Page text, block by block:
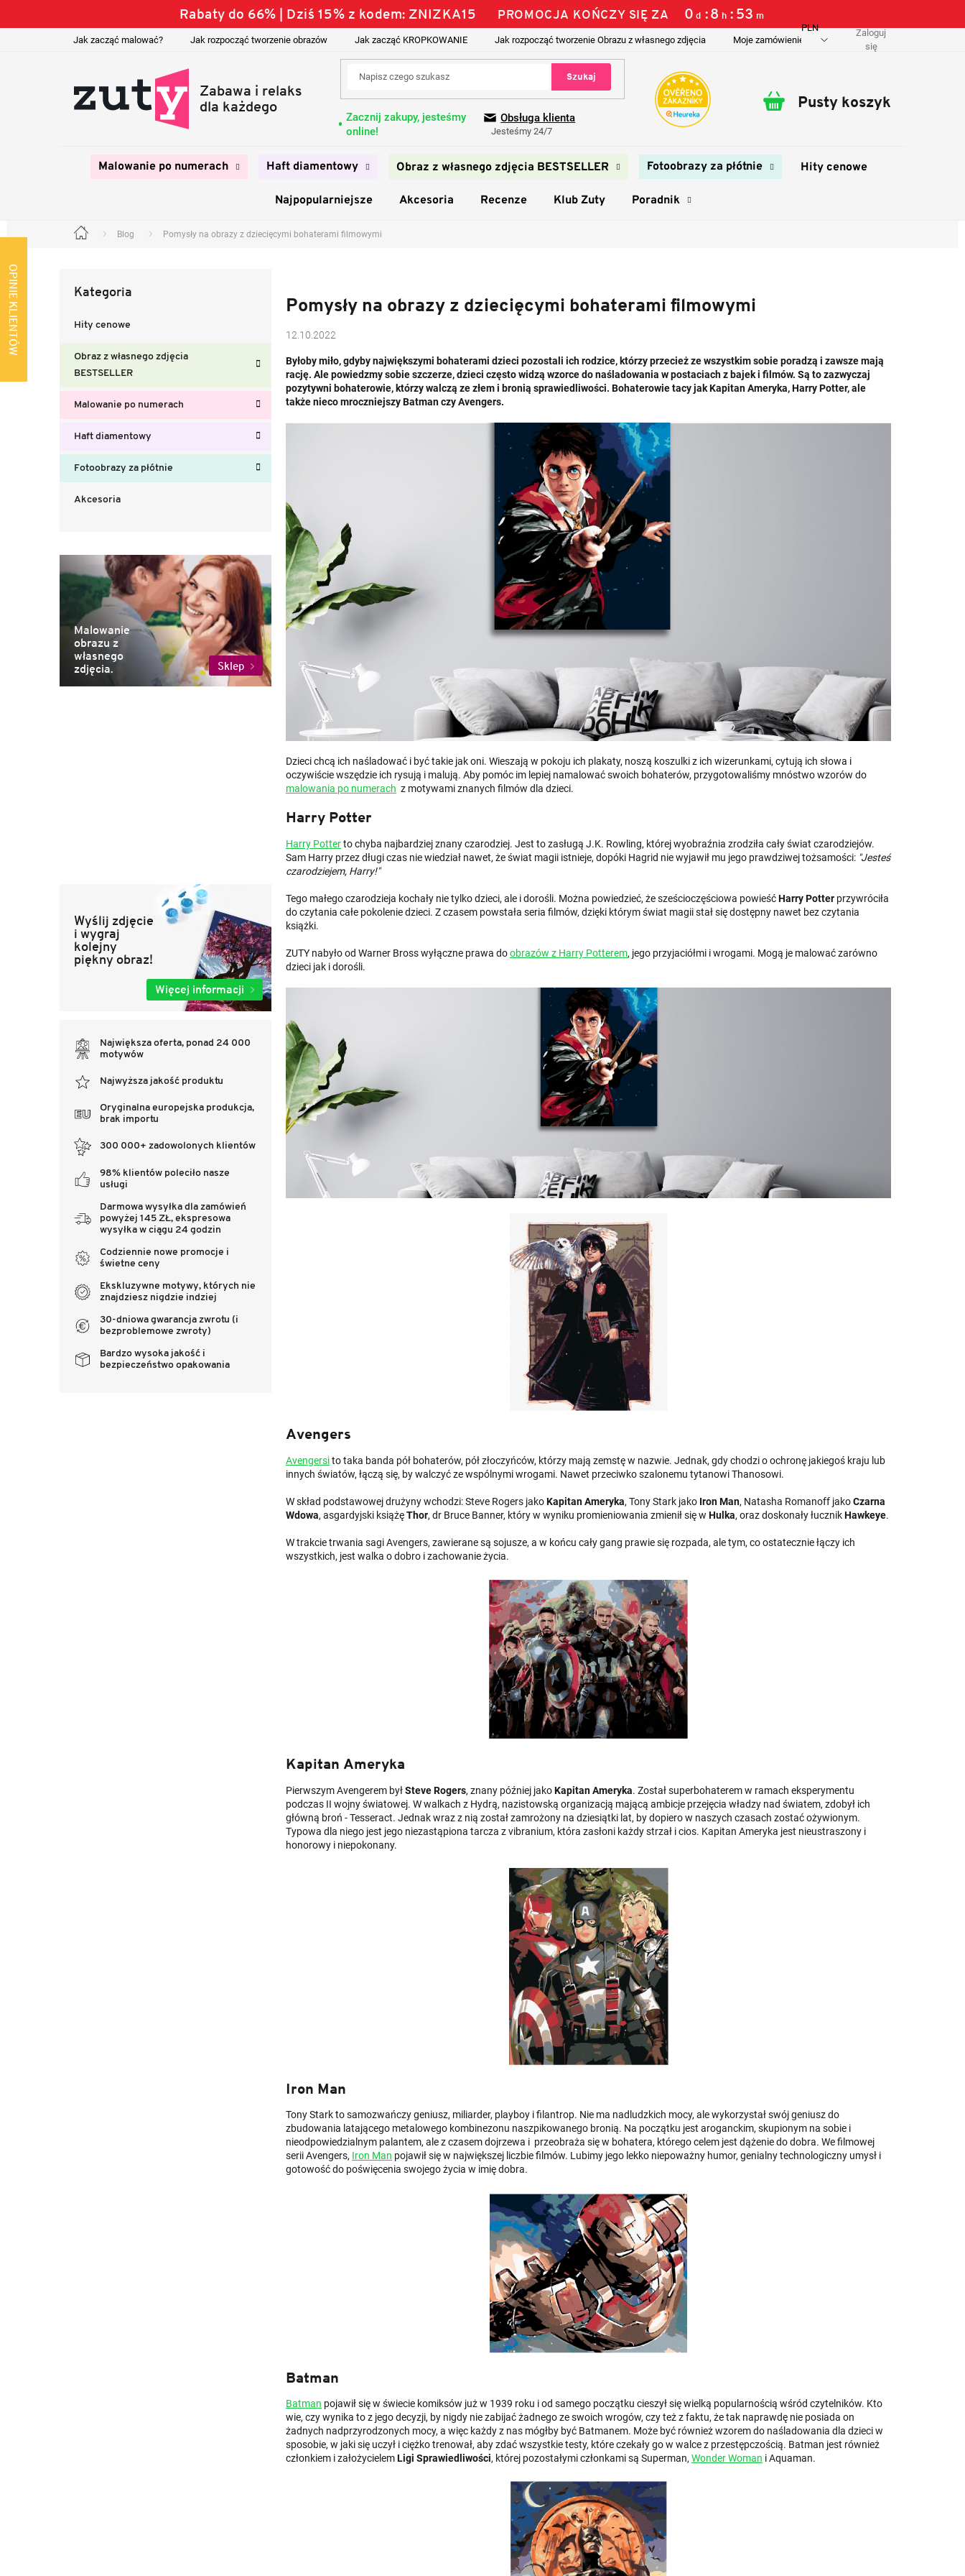
OPINIE KLIENTÓW
Rabaty do 66% | Dziś 15% z kodem: ZNIZKA15 PROMOCJA KOŃCZY SIĘ ZA 0 d 8 h 53 m
Jak zacząć malować? Jak rozpocząć tworzenie obrazów Jak zacząć KROPKOWANIE Jak rozpocząć tworzenie Obrazu z własnego zdjęcia Moje zamówienie Dostawa i płatność
PLN
Zaloguj
się
Szukaj
Zacznij zakupy, jesteśmy
online!
Obsługa klienta
Jesteśmy 24/7
Koszyk
Pusty koszyk
Malowanie po numerach Haft diamentowy Obraz z własnego zdjęcia BESTSELLER Fotoobrazy za płótnie Hity cenowe
Najpopularniejsze Akcesoria Recenze Klub Zuty Poradnik
Home Blog Pomysły na obrazy z dziecięcymi bohaterami filmowymi
kategorie
Kategoria
Hity cenowe
Obraz z własnego zdjęcia
BESTSELLER
Malowanie po numerach
Haft diamentowy
Fotoobrazy za płótnie
Akcesoria
Malowanie
obrazu z
własnego
zdjęcia.
Sklep
Wyślij zdjęcie
i wygraj
kolejny
piękny obraz!
Więcej informacji
Największa oferta, ponad 24 000
motywów
Najwyższa jakość produktu
Oryginalna europejska produkcja,
brak importu
300 000+ zadowolonych klientów
98% klientów poleciło nasze
usługi
Darmowa wysyłka dla zamówień
powyżej 145 ZŁ, ekspresowa
wysyłka w ciągu 24 godzin
Codziennie nowe promocje i
świetne ceny
Ekskluzywne motywy, których nie
znajdziesz nigdzie indziej
30-dniowa gwarancja zwrotu (i
bezproblemowe zwroty)
Bardzo wysoka jakość i
bezpieczeństwo opakowania
Pomysły na obrazy z dziecięcymi bohaterami filmowymi
12.10.2022
Byłoby miło, gdyby największymi bohaterami dzieci pozostali ich rodzice, którzy przecież ze wszystkim sobie poradzą i zawsze mają
rację. Ale powiedzmy sobie szczerze, dzieci często widzą wzorce do naśladowania w postaciach z bajek i filmów. Są to zazwyczaj
pozytywni bohaterowie, którzy walczą ze złem i bronią sprawiedliwości. Bohaterowie tacy jak Kapitan Ameryka, Harry Potter, ale
także nieco mroczniejszy Batman czy Avengers.
Dzieci chcą ich naśladować i być takie jak oni. Wieszają w pokoju ich plakaty, noszą koszulki z ich wizerunkami, cytują ich słowa i
oczywiście wszędzie ich rysują i malują. Aby pomóc im lepiej namalować swoich bohaterów, przygotowaliśmy mnóstwo wzorów do
malowania po numerach z motywami znanych filmów dla dzieci.
Harry Potter
Harry Potterto chyba najbardziej znany czarodziej. Jest to zasługą J.K. Rowling, której wyobraźnia zrodziła cały świat czarodziejów.
Sam Harry przez długi czas nie wiedział nawet, że świat magii istnieje, dopóki Hagrid nie wyjawił mu jego prawdziwej tożsamości: "Jesteś
czarodziejem, Harry!"
Tego małego czarodzieja kochały nie tylko dzieci, ale i dorośli. Można powiedzieć, że sześcioczęściowa powieśćHarry Potter przywróciła
do czytania całe pokolenie dzieci. Z czasem powstała seria filmów, dzięki którym świat magii stał się dostępny nawet bez czytania
książki.
ZUTY nabyło od Warner Bross wyłączne prawa doobrazów z Harry Potterem, jego przyjaciółmi i wrogami. Mogą je malować zarówno
dzieci jak i dorośli.
Avengers
Avengersito taka banda pół bohaterów, pół złoczyńców, którzy mają zemstę w nazwie. Jednak, gdy chodzi o ochronę jakiegoś kraju lub
innych światów, łączą się, by walczyć ze wspólnymi wrogami. Nawet przeciwko szalonemu tytanowi Thanosowi.
W skład podstawowej drużyny wchodzi: Steve Rogers jakoKapitan Ameryka, Tony Stark jako Iron Man, Natasha Romanoff jakoCzarna
Wdowa, asgardyjski książęThor, dr Bruce Banner, który w wyniku promieniowania zmienił się w Hulka, oraz doskonały łucznikHawkeye.
W trakcie trwania sagi Avengers, zawierane są sojusze, a w końcu cały gang prawie się rozpada, ale tym, co ostatecznie łączy ich
wszystkich, jest walka o dobro i zachowanie życia.
Kapitan Ameryka
Pierwszym Avengerem byłSteve Rogers, znany później jakoKapitan Ameryka. Został superbohaterem w ramach eksperymentu
podczas II wojny światowej. W walkach z Hydrą, nazistowską organizacją mającą ambicje przejęcia władzy nad światem, zdobył ich
główną broń - Tesseract. Jednak wraz z nią został zamrożony na dziesiątki lat, by dopiero w naszych czasach zostać ożywionym.
Typowa dla niego jest jego niezastąpiona tarcza z vibranium, która zasłoni każdy strzał i cios. Kapitan Ameryka jest nieustraszony i
honorowy i niepokonany.
Iron Man
Tony Stark to samozwańczy geniusz, miliarder, playboy i filantrop. Nie ma nadludzkich mocy, ale wykorzystał swój geniusz do
zbudowania latającego metalowego kombinezonu naszpikowanego bronią. Na początku jest aroganckim, skupionym na sobie i
nieodpowiedzialnym palantem, ale z czasem dojrzewa i przeobraża się w bohatera, którego celem jest dążenie do dobra. We filmowej
serii Avengers, Iron Man pojawił się w największej liczbie filmów. Lubimy jego lekko niepoważny humor, genialny technologiczny umysł i
gotowość do poświęcenia swojego życia w imię dobra.
Batman
Batman pojawił się w świecie komiksów już w 1939 roku i od samego początku cieszył się wielką popularnością wśród czytelników. Kto
wie, czy wynika to z jego decyzji, by nigdy nie zabijać żadnego ze swoich wrogów, czy też z faktu, że tak naprawdę nie posiada on
żadnych nadprzyrodzonych mocy, a więc każdy z nas mógłby być Batmanem. Może być również wzorem do naśladowania dla dzieci w
sposobie, w jaki się uczył i ciężko trenował, aby zdać wszystkie testy, które czekały go w walce z przestępczością. Batman jest również
członkiem i założycielemLigi Sprawiedliwości, której pozostałymi członkami są Superman, Wonder Woman i Aquaman.